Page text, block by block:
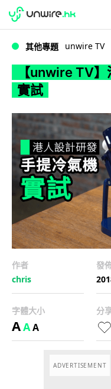
WWDC 2026
其他專題 unwire TV
【unwire TV
實試
作者
chris
發
字體大小
AAA
分
ADVERTISEMENT